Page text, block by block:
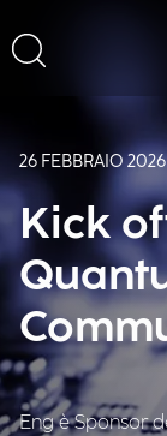
26 FEBBRAIO
Kick
Eng è Sponsor